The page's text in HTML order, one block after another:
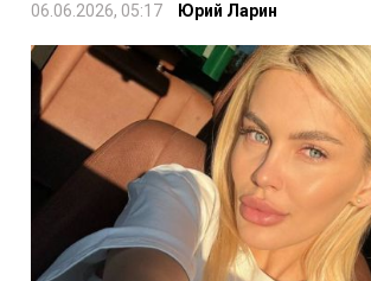
06.06.2026, 05:17 Юрий Ларин